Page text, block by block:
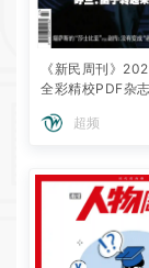
《新民周刊》
全彩精校PDF杂
超频